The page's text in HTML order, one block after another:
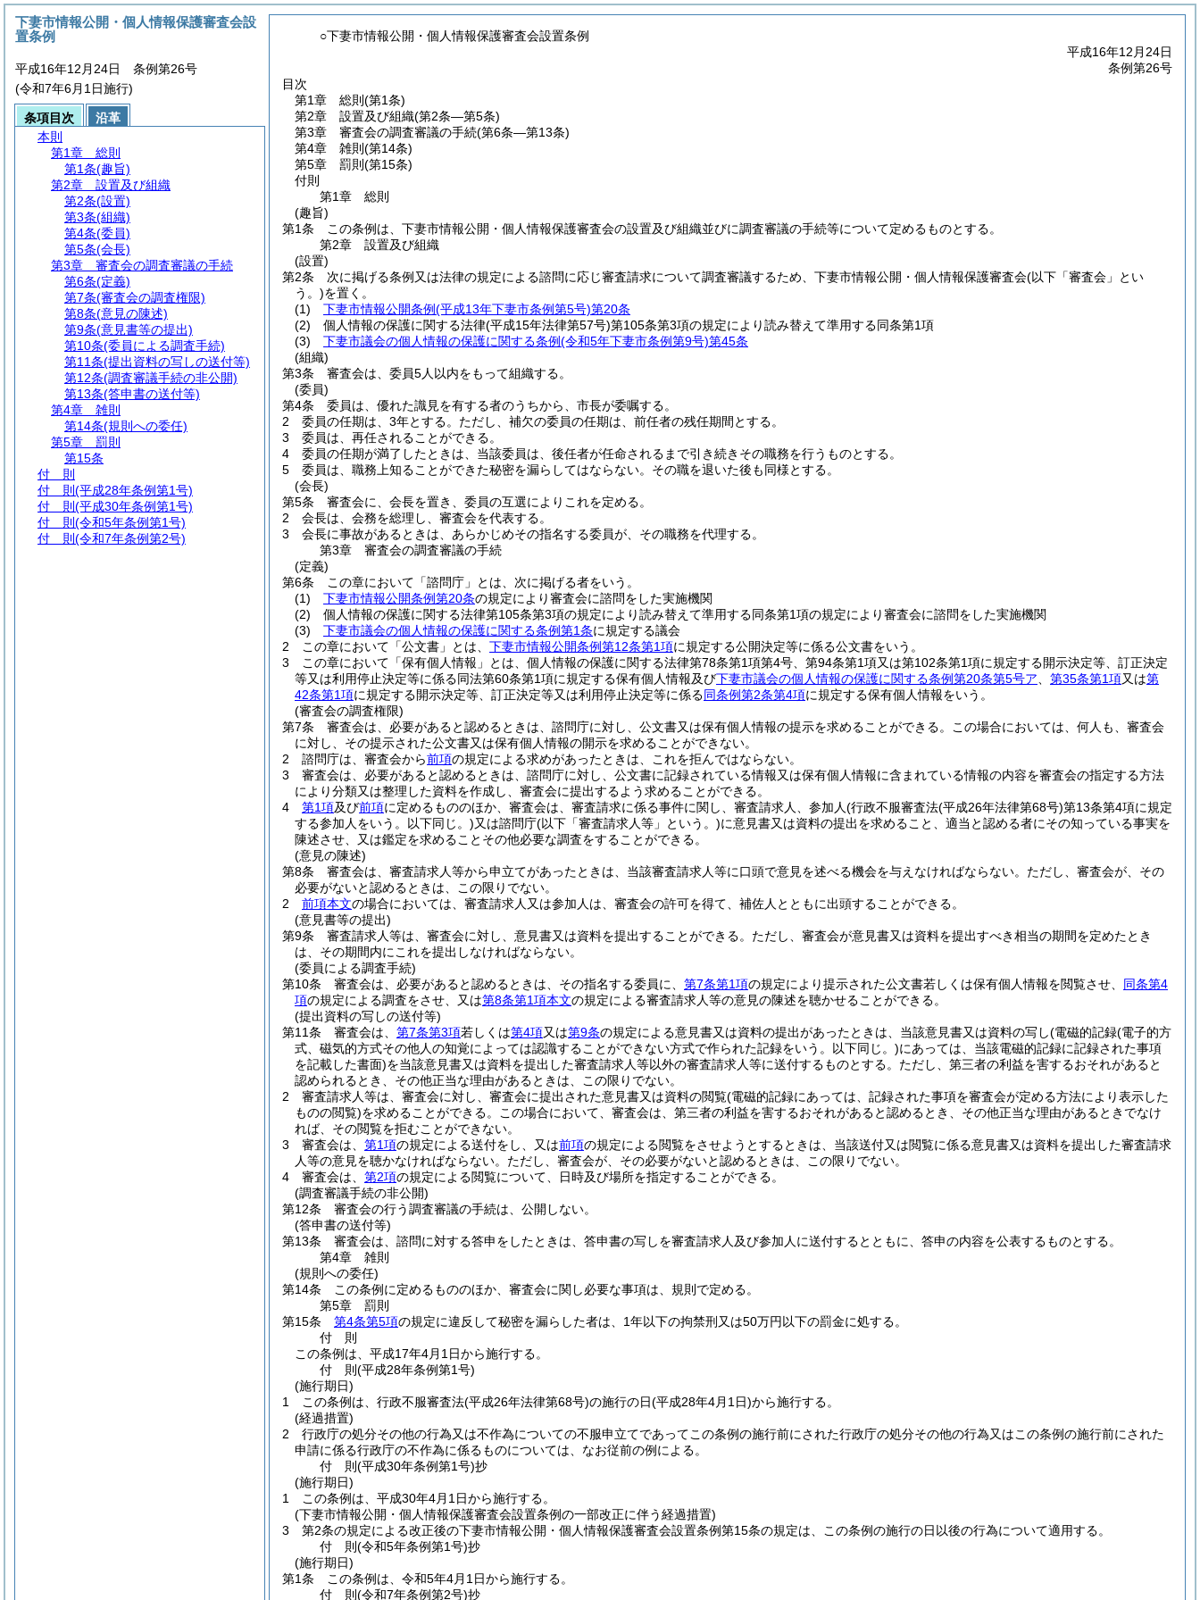
○下妻市情報公開・個人情報保護審査会設置条例
平成16年12月24日
条例第26号
目次
第1章
総則 (第1条)
第2章
設置及び組織(第2条―第5条)
第3章
審査会の調査審議の手続(第6条―第13条)
第4章
雑則 (第14条)
第5章
罰則 (第15条)
付則
第1章
総則
(趣旨)
第1条
この条例は、下妻市情報公開・個人情報保護審査会の設置及び組織並びに調査審議の手続等について定めるものとする。
第2章
設置及び組織
(設置)
第2条
次に掲げる条例又は法律の規定による諮問に応じ審査請求について調査審議するため、下妻市情報公開・個人情報保護審査会(以下「審査会」とい
う。)を置く。
(1)
下妻市情報公開条例(平成13年下妻市条例第5号)第20条
(2)
個人情報の保護に関する法律(平成15年法律第57号)第105条第3項の規定により読み替えて準用する同条第1項
(3)
下妻市議会の個人情報の保護に関する条例(令和5年下妻市条例第9号)第45条
(組織)
第3条
審査会は、委員5人以内をもって組織する。
(委員)
第4条
委員は、優れた識見を有する者のうちから、市長が委嘱する。
2
委員の任期は、3年とする。 ただし、補欠の委員の任期は、前任者の残任期間とする。
3
委員は、再任されることができる。
4
委員の任期が満了したときは、当該委員は、後任者が任命されるまで引き続きその職務を行うものとする。
5
委員は、職務上知ることができた秘密を漏らしてはならない。 その職を退いた後も同様とする。
(会長)
第5条
審査会に、会長を置き、委員の互選によりこれを定める。
2
会長は、会務を総理し、審査会を代表する。
3
会長に事故があるときは、あらかじめその指名する委員が、その職務を代理する。
第3章
審査会の調査審議の手続
(定義)
第6条
この章において「諮問庁」とは、次に掲げる者をいう。
(1)
下妻市情報公開条例第20条の規定により審査会に諮問をした実施機関
(2)
個人情報の保護に関する法律第105条第3項の規定により読み替えて準用する同条第1項の規定により審査会に諮問をした実施機関
(3)
下妻市議会の個人情報の保護に関する条例第1条に規定する議会
2
この章において「公文書」とは、 下妻市情報公開条例第12条第1項に規定する公開決定等に係る公文書をいう。
3
この章において「保有個人情報」とは、個人情報の保護に関する法律第78条第1項第4号、第94条第1項又は第102条第1項に規定する開示決定等、訂正決定
等又は利用停止決定等に係る同法第60条第1項に規定する保有個人情報及び下妻市議会の個人情報の保護に関する条例第20条第5号ア 第35条第1項又は第
42条第1項に規定する開示決定等、訂正決定等又は利用停止決定等に係る同条例第2条第4項に規定する保有個人情報をいう。
(審査会の調査権限)
第7条
審査会は、必要があると認めるときは、諮問庁に対し、公文書又は保有個人情報の提示を求めることができる。
この場合においては、何人も、審査会
に対し、その提示された公文書又は保有個人情報の開示を求めることができない。
2
諮問庁は、審査会から前項の規定による求めがあったときは、これを拒んではならない。
3
審査会は、必要があると認めるときは、諮問庁に対し、公文書に記録されている情報又は保有個人情報に含まれている情報の内容を審査会の指定する方法
により分類又は整理した資料を作成し、審査会に提出するよう求めることができる。
4
第1項及び前項に定めるもののほか、審査会は、審査請求に係る事件に関し、審査請求人、参加人(行政不服審査法(平成26年法律第68号)第13条第4項に規定
する参加人をいう。以下同じ。)又は諮問庁(以下「審査請求人等」という。)に意見書又は資料の提出を求めること、適当と認める者にその知っている事実を
陳述させ、又は鑑定を求めることその他必要な調査をすることができる。
(意見の陳述)
第8条
審査会は、審査請求人等から申立てがあったときは、当該審査請求人等に口頭で意見を述べる機会を与えなければならない。 ただし、審査会が、その
必要がないと認めるときは、この限りでない。
2
前項本文の場合においては、審査請求人又は参加人は、審査会の許可を得て、補佐人とともに出頭することができる。
(意見書等の提出)
第9条
審査請求人等は、審査会に対し、意見書又は資料を提出することができる。 ただし、審査会が意見書又は資料を提出すべき相当の期間を定めたとき
は、その期間内にこれを提出しなければならない。
(委員による調査手続)
第10条
審査会は、必要があると認めるときは、その指名する委員に、 第7条第1項の規定により提示された公文書若しくは保有個人情報を閲覧させ、 同条第4
項の規定による調査をさせ、又は第8条第1項本文の規定による審査請求人等の意見の陳述を聴かせることができる。
(提出資料の写しの送付等)
第11条
審査会は、 第7条第3項若しくは第4項又は第9条の規定による意見書又は資料の提出があったときは、当該意見書又は資料の写し(電磁的記録(電子的方
式、磁気的方式その他人の知覚によっては認識することができない方式で作られた記録をいう。以下同じ。)にあっては、当該電磁的記録に記録された事項
を記載した書面)を当該意見書又は資料を提出した審査請求人等以外の審査請求人等に送付するものとする。 ただし、第三者の利益を害するおそれがあると
認められるとき、その他正当な理由があるときは、この限りでない。
2
審査請求人等は、審査会に対し、審査会に提出された意見書又は資料の閲覧(電磁的記録にあっては、記録された事項を審査会が定める方法により表示した
ものの閲覧)を求めることができる。
この場合において、審査会は、第三者の利益を害するおそれがあると認めるとき、その他正当な理由があるときでなけ
れば、その閲覧を拒むことができない。
3
審査会は、 第1項の規定による送付をし、又は前項の規定による閲覧をさせようとするときは、当該送付又は閲覧に係る意見書又は資料を提出した審査請求
人等の意見を聴かなければならない。 ただし、審査会が、その必要がないと認めるときは、この限りでない。
4
審査会は、 第2項の規定による閲覧について、日時及び場所を指定することができる。
(調査審議手続の非公開)
第12条
審査会の行う調査審議の手続は、公開しない。
(答申書の送付等)
第13条
審査会は、諮問に対する答申をしたときは、答申書の写しを審査請求人及び参加人に送付するとともに、答申の内容を公表するものとする。
第4章
雑則
(規則への委任)
第14条
この条例に定めるもののほか、審査会に関し必要な事項は、規則で定める。
第5章
罰則
第15条
第4条第5項の規定に違反して秘密を漏らした者は、1年以下の拘禁刑又は50万円以下の罰金に処する。
付 則
この条例は、平成17年4月1日から施行する。
付 則(平成28年条例第1号)
(施行期日)
1
この条例は、行政不服審査法(平成26年法律第68号)の施行の日(平成28年4月1日)から施行する。
(経過措置)
2
行政庁の処分その他の行為又は不作為についての不服申立てであってこの条例の施行前にされた行政庁の処分その他の行為又はこの条例の施行前にされた
申請に係る行政庁の不作為に係るものについては、なお従前の例による。
付 則(平成30年条例第1号)抄
(施行期日)
1
この条例は、平成30年4月1日から施行する。
(下妻市情報公開・個人情報保護審査会設置条例の一部改正に伴う経過措置)
3
第2条の規定による改正後の下妻市情報公開・個人情報保護審査会設置条例第15条の規定は、この条例の施行の日以後の行為について適用する。
付 則(令和5年条例第1号)抄
(施行期日)
第1条
この条例は、令和5年4月1日から施行する。
付 則(令和7年条例第2号)抄
下妻市情報公開・個人情報保護審査会設
置条例
平成16年12月24日 条例第26号
(令和7年6月1日施行)
条項目次
沿革
本則
第1章
総則
第1条(趣旨)
第2章
設置及び組織
第2条(設置)
第3条(組織)
第4条(委員)
第5条(会長)
第3章
審査会の調査審議の手続
第6条(定義)
第7条(審査会の調査権限)
第8条(意見の陳述)
第9条(意見書等の提出)
第10条(委員による調査手続)
第11条(提出資料の写しの送付等)
第12条(調査審議手続の非公開)
第13条(答申書の送付等)
第4章
雑則
第14条(規則への委任)
第5章
罰則
第15条
付 則
付 則 (平成28年条例第1号)
付 則 (平成30年条例第1号)
付 則 (令和5年条例第1号)
付 則 (令和7年条例第2号)